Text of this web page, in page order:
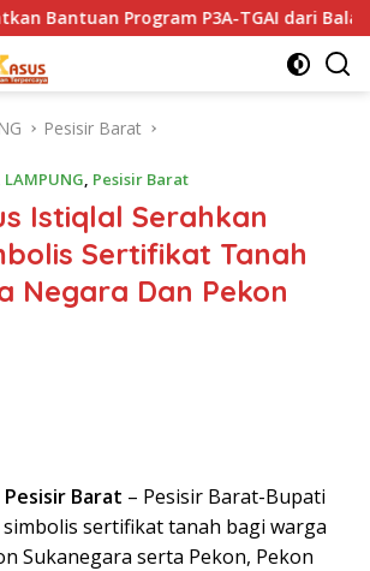
TGAI dari Balai Besar Wilayah Sungai
Pesisir Barat
LAMPUNG, Pesisir Barat
Istiqlal Serahkan
Sertifikat Tanah
Negara Dan Pekon
Pesisir Barat – Pesisir Barat-Bupati
sertifikat tanah bagi warga
Sukanegara serta Pekon, Pekon